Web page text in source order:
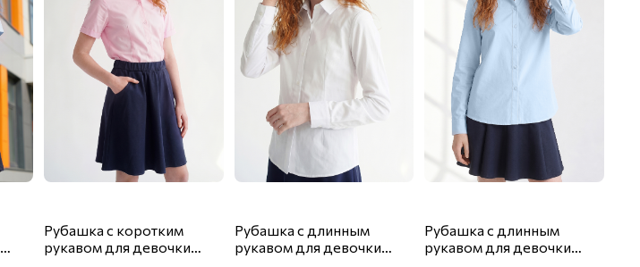
Рубашка с коротким
рукавом для девочки
Рубашка с длинным
рукавом для девочки
Рубашка с длинным
рукавом для девочки